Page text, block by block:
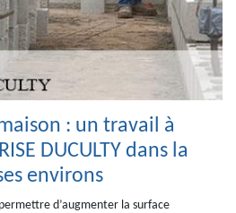
: un travail à
DUCULTY dans la
environs
d’augmenter la surface